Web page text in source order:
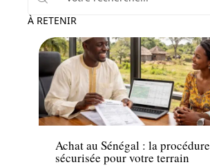
À RETENIR
Immo
Achat au Sénégal : la procédure
sécurisée pour votre terrain